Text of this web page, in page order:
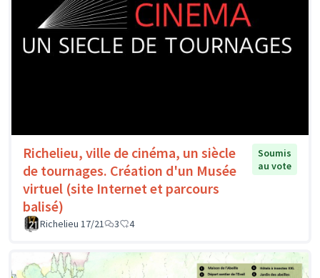
Richelieu, ville de cinéma, un siècle
de tournages. Création d'un Musée
virtuel (site Internet et parcours
balisé)
Soumis
au vote
Richelieu 17/21 3 4